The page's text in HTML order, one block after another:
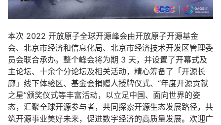
本次 2022 开放原子全球开源峰会由开放原子开源基金
会、北京市经济和信息化局、北京市经济技术开发区管理委
员会联合承办。整个峰会将为期 3 天，并设置了开幕式及
主论坛、十余个分论坛及相关活动，精心筹备了「开源长
廊」线下体验区、基金会捐赠人授牌仪式、“年度开源贡献
之星”颁奖仪式等丰富活动，以立足中国、面向世界的姿
态，汇聚全球开源参与者，共同探索开源生态发展路径，共
筑开源事业美好未来，促进数字经济的高质量发展。欢迎广